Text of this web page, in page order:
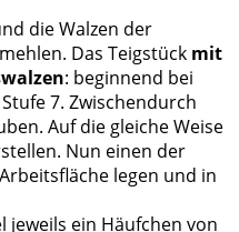
die Walzen der
Das Teigstück mit
: beginnend bei
7. Zwischendurch
Auf die gleiche Weise
Nun einen der
legen und in
ein Häufchen von